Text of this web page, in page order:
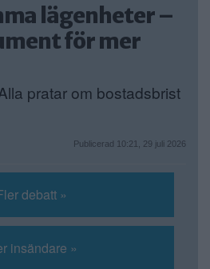
lägenheter –
för mer
pratar om bostadsbrist
Publicerad 10:21, 29 juli 2026
debatt »
insändare »